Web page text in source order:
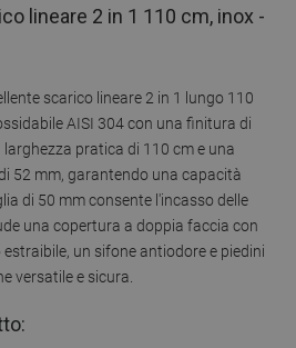
lineare 2 in 1 110 cm, inox -
scarico lineare 2 in 1 lungo 110
AISI 304 con una finitura di
pratica di 110 cm e una
52 mm, garantendo una capacità
di 50 mm consente l'incasso delle
una copertura a doppia faccia con
un sifone antiodore e piedini
versatile e sicura.